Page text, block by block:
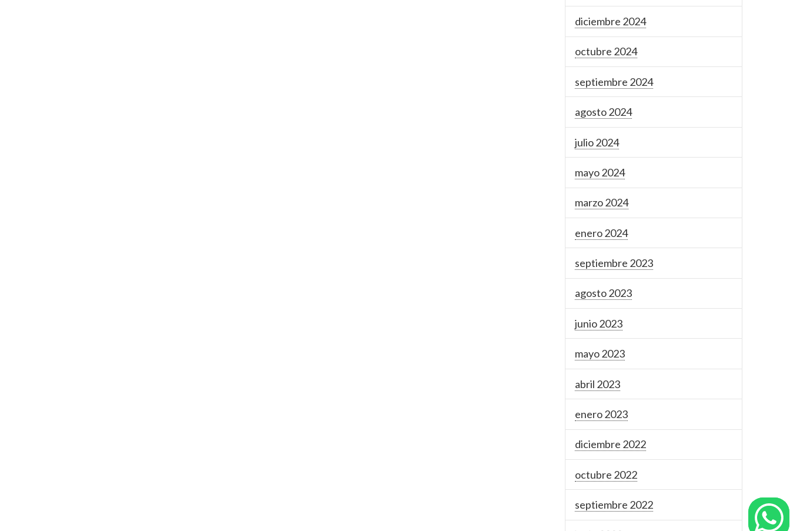
diciembre 2024
octubre 2024
septiembre 2024
agosto 2024
julio 2024
mayo 2024
marzo 2024
enero 2024
septiembre 2023
agosto 2023
junio 2023
mayo 2023
abril 2023
enero 2023
diciembre 2022
octubre 2022
septiembre 2022